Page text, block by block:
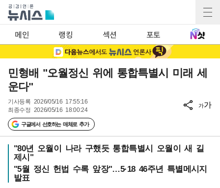
메인 랭킹 섹션 포토
민형배 "오월정신 위에 통합특별시 미래 세
운다"
기사등록 2026/05/16 17:55:16
최종수정 2026/05/16 18:00:24
구글에서 선호하는 매체로 추가
가가
"80년 오월이 나라 구했듯 통합특별시 오월이 새 길
제시"
"5월 정신 헌법 수록 앞장"…5·18 46주년 특별메시지
발표